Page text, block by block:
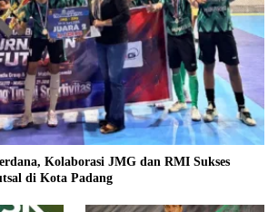
Kolaborasi JMG dan RMI Sukses
di Kota Padang